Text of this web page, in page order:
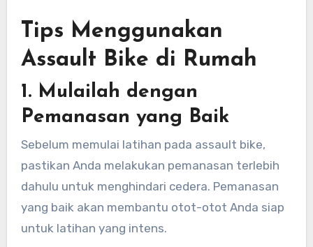
Tips Menggunakan
Assault Bike di Rumah
1. Mulailah dengan
Pemanasan yang Baik
Sebelum memulai latihan pada assault bike,
pastikan Anda melakukan pemanasan terlebih
dahulu untuk menghindari cedera. Pemanasan
yang baik akan membantu otot-otot Anda siap
untuk latihan yang intens.